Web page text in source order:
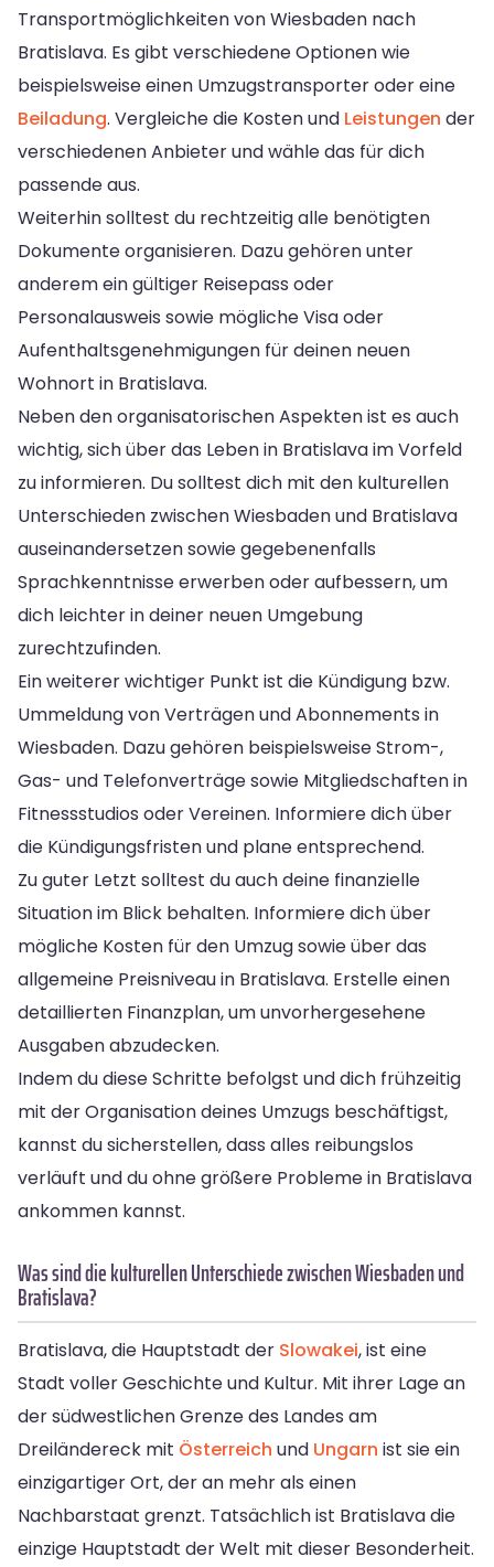
Transportmöglichkeiten von Wiesbaden nach
Bratislava. Es gibt verschiedene Optionen wie
beispielsweise einen Umzugstransporter oder eine
Beiladung. Vergleiche die Kosten und Leistungen der
verschiedenen Anbieter und wähle das für dich
passende aus.
Weiterhin solltest du rechtzeitig alle benötigten
Dokumente organisieren. Dazu gehören unter
anderem ein gültiger Reisepass oder
Personalausweis sowie mögliche Visa oder
Aufenthaltsgenehmigungen für deinen neuen
Wohnort in Bratislava.
Neben den organisatorischen Aspekten ist es auch
wichtig, sich über das Leben in Bratislava im Vorfeld
zu informieren. Du solltest dich mit den kulturellen
Unterschieden zwischen Wiesbaden und Bratislava
auseinandersetzen sowie gegebenenfalls
Sprachkenntnisse erwerben oder aufbessern, um
dich leichter in deiner neuen Umgebung
zurechtzufinden.
Ein weiterer wichtiger Punkt ist die Kündigung bzw.
Ummeldung von Verträgen und Abonnements in
Wiesbaden. Dazu gehören beispielsweise Strom-,
Gas- und Telefonverträge sowie Mitgliedschaften in
Fitnessstudios oder Vereinen. Informiere dich über
die Kündigungsfristen und plane entsprechend.
Zu guter Letzt solltest du auch deine finanzielle
Situation im Blick behalten. Informiere dich über
mögliche Kosten für den Umzug sowie über das
allgemeine Preisniveau in Bratislava. Erstelle einen
detaillierten Finanzplan, um unvorhergesehene
Ausgaben abzudecken.
Indem du diese Schritte befolgst und dich frühzeitig
mit der Organisation deines Umzugs beschäftigst,
kannst du sicherstellen, dass alles reibungslos
verläuft und du ohne größere Probleme in Bratislava
ankommen kannst.
Was sind die kulturellen Unterschiede zwischen Wiesbaden und
Bratislava?
Bratislava, die Hauptstadt der Slowakei, ist eine
Stadt voller Geschichte und Kultur. Mit ihrer Lage an
der südwestlichen Grenze des Landes am
Dreiländereck mit Österreich und Ungarn ist sie ein
einzigartiger Ort, der an mehr als einen
Nachbarstaat grenzt. Tatsächlich ist Bratislava die
einzige Hauptstadt der Welt mit dieser Besonderheit.